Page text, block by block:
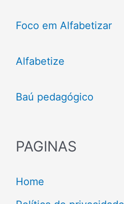
Foco em Alfabetizar
Alfabetize
Baú pedagógico
PAGINAS
Home